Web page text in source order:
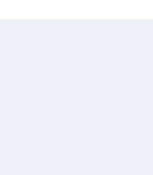
を選択してくださ